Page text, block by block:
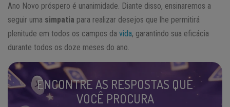
Ano Novo próspero é unanimidade. Diante disso, ensinaremos a
seguir uma simpatia para realizar desejos que lhe permitirá
plenitude em todos os campos da vida, garantindo sua eficácia
durante todos os doze meses do ano.
ENCONTRE AS RESPOSTAS QUE
VOCÊ PROCURA